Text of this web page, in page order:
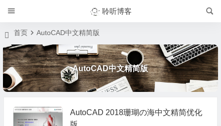
聆听博客
首页 AutoCAD中文精简版
AutoCAD中文精简版
AutoCAD 2018珊瑚の海中文精简优化
版